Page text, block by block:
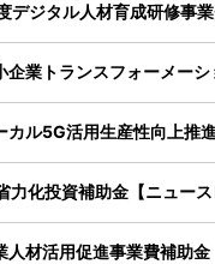
デジタル人材育成研修事
企業トランスフォーメー
カル5G活用生産性向上推
力化投資補助金【ニュー
人材活用促進事業費補助